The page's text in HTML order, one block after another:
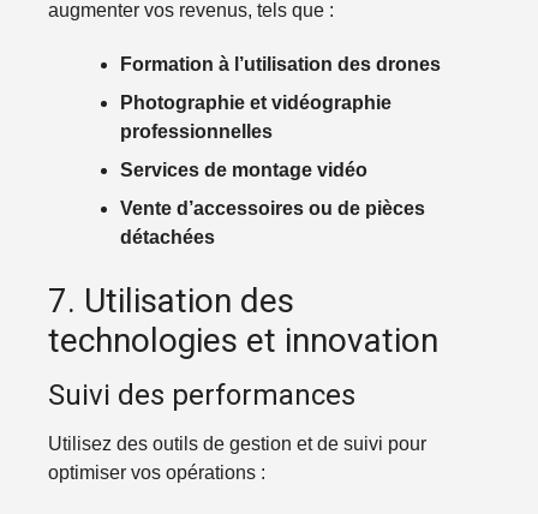
augmenter vos revenus, tels que :
Formation à l’utilisation des drones
Photographie et vidéographie
professionnelles
Services de montage vidéo
Vente d’accessoires ou de pièces
détachées
7. Utilisation des
technologies et innovation
Suivi des performances
Utilisez des outils de gestion et de suivi pour
optimiser vos opérations :